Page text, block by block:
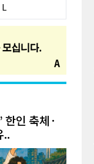
L
한인 축체·
..